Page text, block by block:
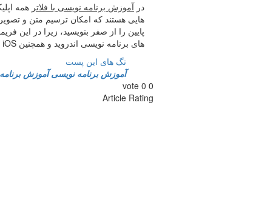
درآموزش برنامه نویسی با فلاتر همه
هایی هستند که امکان ترسیم متن و
پایین را از صفر بنویسید، زیرا در
‌های برنامه ‌نویسی اندروید و همچنین iOS سازگار هستند.
تگ های این پست
آموزش برنامه نویسی آموزش برنامه
0
0
vote
Article Rating